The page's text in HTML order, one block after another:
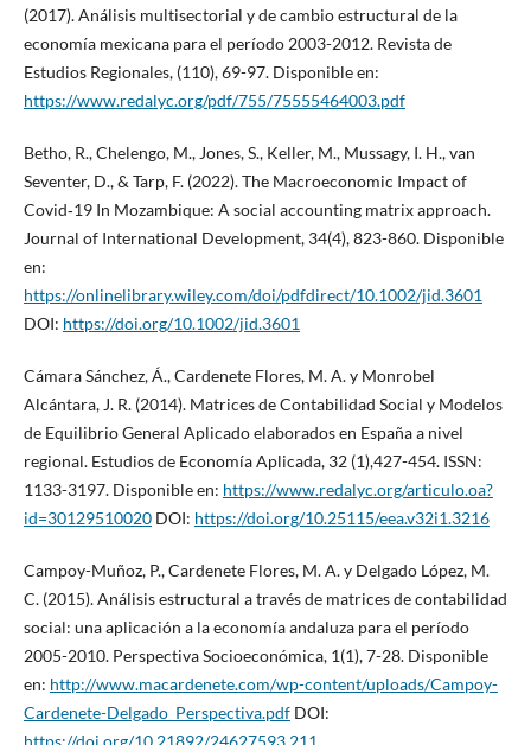
(2017). Análisis multisectorial y de cambio estructural de la
economía mexicana para el período 2003-2012. Revista de
Estudios Regionales, (110), 69-97. Disponible en:
https://www.redalyc.org/pdf/755/75555464003.pdf
Betho, R., Chelengo, M., Jones, S., Keller, M., Mussagy, I. H., van
Seventer, D., & Tarp, F. (2022). The Macroeconomic Impact of
Covid‐19 In Mozambique: A social accounting matrix approach.
Journal of International Development, 34(4), 823-860. Disponible
en:
https://onlinelibrary.wiley.com/doi/pdfdirect/10.1002/jid.3601
DOI: https://doi.org/10.1002/jid.3601
Cámara Sánchez, Á., Cardenete Flores, M. A. y Monrobel
Alcántara, J. R. (2014). Matrices de Contabilidad Social y Modelos
de Equilibrio General Aplicado elaborados en España a nivel
regional. Estudios de Economía Aplicada, 32 (1),427-454. ISSN:
1133-3197. Disponible en: https://www.redalyc.org/articulo.oa?
id=30129510020DOI: https://doi.org/10.25115/eea.v32i1.3216
Campoy-Muñoz, P., Cardenete Flores, M. A. y Delgado López, M.
C. (2015). Análisis estructural a través de matrices de contabilidad
social: una aplicación a la economía andaluza para el período
2005-2010. Perspectiva Socioeconómica, 1(1), 7-28. Disponible
en: http://www.macardenete.com/wp-content/uploads/Campoy-
Cardenete-Delgado_Perspectiva.pdfDOI:
https://doi.org/10.21892/24627593.211